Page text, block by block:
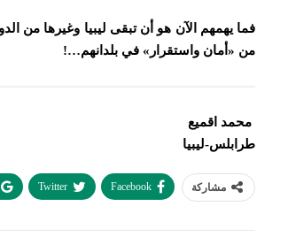
فما يهمهم الآن هو أن تبقى ليبيا وغيرها من
من «أمان واستقرار» في بلدانهم…!
محمد اقميع
طرابلس-ليبيا
مشاركة Facebook
Twitter